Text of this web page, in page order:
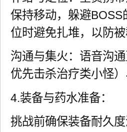
保持移动，躲避
位时避免扎堆，以防
沟通与集火：语音沟
优先击杀治疗类小怪
4.装备与药水准备：
挑战前确保装备耐久